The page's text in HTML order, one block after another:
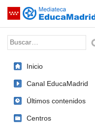
Saltar navegación
Palabra o frase:
Inicio
Canal EducaMadrid
Últimos contenidos
Centros